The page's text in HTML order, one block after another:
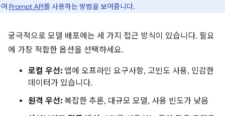
Prompt API를 사용하는 방법을 보여줍니다.
궁극적으로 모델 배포에는 세 가지 접근 방식이 있습니다. 필요
에 가장 적합한 옵션을 선택하세요.
로컬 우선: 앱에 오프라인 요구사항, 고빈도 사용, 민감한
데이터가 있습니다.
원격 우선: 복잡한 추론, 대규모 모델, 사용 빈도가 낮음